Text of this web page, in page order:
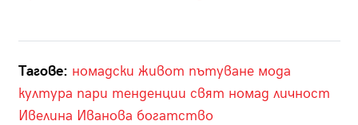
Тагове: номадски живот пътуване мода
култура пари тенденции свят номад личност
Ивелина Иванова богатство